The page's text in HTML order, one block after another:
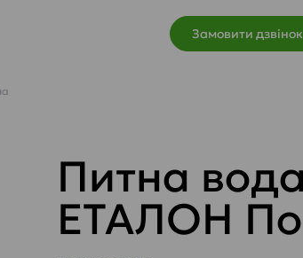
Замовити дзвінок
Питна
ЕТАЛОН